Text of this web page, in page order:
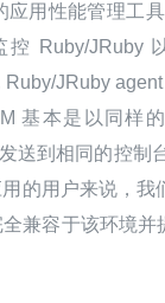
应用性能管理工
控 Ruby/JRuby
JRuby
基本是以同样
送到相同的控制
的用户来说，我
兼容于该环境并